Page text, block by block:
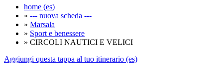
home (es)
» --- nuova scheda ---
» Marsala
» Sport e benessere
» CIRCOLI NAUTICI E VELICI
Aggiungi questa tappa al tuo itinerario (es)